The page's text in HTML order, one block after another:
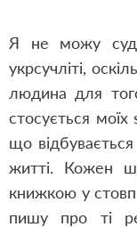
Я не можу
укрсучліті,
людина для
стосується
що
житті. Кожен
книжкою у
пишу про ті